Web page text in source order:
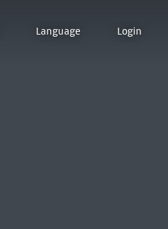
Language Login